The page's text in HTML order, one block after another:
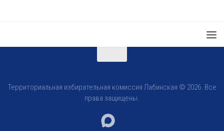
Территориальная избирательная комиссия Лабинская © 2026. Все
права защищены.